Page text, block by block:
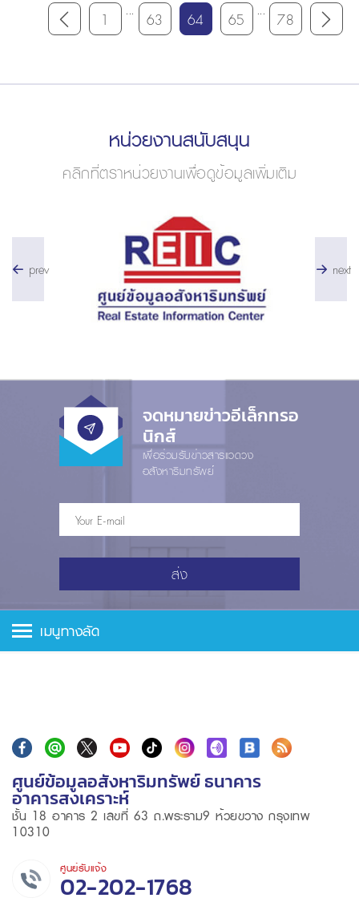
1 ... 63 64 65 ... 78
หน่วยงานสนับสนุน
คลิกที่ตราหน่วยงานเพื่อดูข้อมูลเพิ่มเติม
prev next
จดหมายข่าวอีเล็กทรอ
นิกส์
เพื่อร่วมรับข่าวสารแวดวง
อสังหาริมทรัพย์
ส่ง
เมนูทางลัด
ศูนย์ข้อมูลอสังหาริมทรัพย์ ธนาคาร
อาคารสงเคราะห์
ชั้น 18 อาคาร 2 เลขที่ 63 ถ.พระราม9 ห้วยขวาง กรุงเทพ
10310
ศูนย์รับแจ้ง
02-202-1768